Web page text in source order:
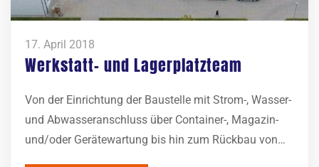
17. April 2018
Werkstatt- und Lagerplatzteam
Von der Einrichtung der Baustelle mit Strom-, Wasser-
und Abwasseranschluss über Container-, Magazin-
und/oder Gerätewartung bis hin zum Rückbau von…